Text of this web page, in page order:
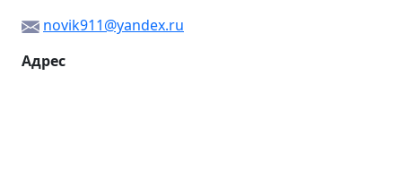
novik911@yandex.ru
Адрес